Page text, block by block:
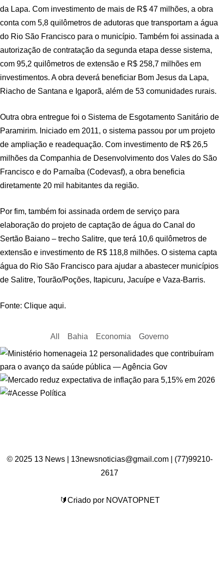
da Lapa. Com investimento de mais de R$ 47 milhões, a obra
conta com 5,8 quilômetros de adutoras que transportam a água
do Rio São Francisco para o município. Também foi assinada a
autorização de contratação da segunda etapa desse sistema,
com 95,2 quilômetros de extensão e R$ 258,7 milhões em
investimentos. A obra deverá beneficiar Bom Jesus da Lapa,
Riacho de Santana e Igaporã, além de 53 comunidades rurais.
Outra obra entregue foi o Sistema de Esgotamento Sanitário de
Paramirim. Iniciado em 2011, o sistema passou por um projeto
de ampliação e readequação. Com investimento de R$ 26,5
milhões da Companhia de Desenvolvimento dos Vales do São
Francisco e do Parnaíba (Codevasf), a obra beneficia
diretamente 20 mil habitantes da região.
Por fim, também foi assinada ordem de serviço para
elaboração do projeto de captação de água do Canal do
Sertão Baiano – trecho Salitre, que terá 10,6 quilômetros de
extensão e investimento de R$ 118,8 milhões. O sistema capta
água do Rio São Francisco para ajudar a abastecer municípios
de Salitre, Tourão/Poções, Itapicuru, Jacuípe e Vaza-Barris.
Fonte: Clique aqui.
All Bahia Economia Governo
© 2025 13 News | 13newsnoticias@gmail.com | (77)99210-
2617
🔰Criado por NOVATOPNET